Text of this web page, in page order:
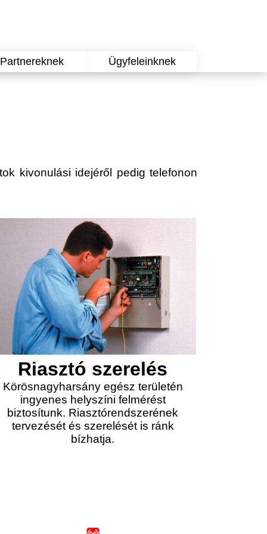
Partnereknek Ügyfeleinknek
kivonulási idejéről pedig telefonon
Riasztó szerelés
Körösnagyharsány egész területén
ingyenes helyszíni felmérést
biztosítunk. Riasztórendszerének
tervezését és szerelését is ránk
bízhatja.